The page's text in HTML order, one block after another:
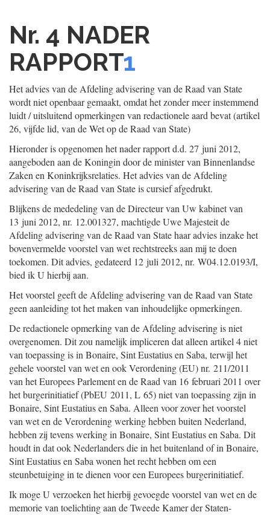
Nr. 4 NADER
RAPPORT1
Het advies van de Afdeling advisering van de Raad van State
wordt niet openbaar gemaakt, omdat het zonder meer instemmend
luidt / uitsluitend opmerkingen van redactionele aard bevat (artikel
26, vijfde lid, van de Wet op de Raad van State)
Hieronder is opgenomen het nader rapport d.d. 27 juni 2012,
aangeboden aan de Koningin door de minister van Binnenlandse
Zaken en Koninkrijksrelaties. Het advies van de Afdeling
advisering van de Raad van State is cursief afgedrukt.
Blijkens de mededeling van de Directeur van Uw kabinet van
13 juni 2012, nr. 12.001327, machtigde Uwe Majesteit de
Afdeling advisering van de Raad van State haar advies inzake het
bovenvermelde voorstel van wet rechtstreeks aan mij te doen
toekomen. Dit advies, gedateerd 12 juli 2012, nr. W04.12.0193/I,
bied ik U hierbij aan.
Het voorstel geeft de Afdeling advisering van de Raad van State
geen aanleiding tot het maken van inhoudelijke opmerkingen.
De redactionele opmerking van de Afdeling advisering is niet
overgenomen. Dit zou namelijk impliceren dat alleen artikel 4 niet
van toepassing is in Bonaire, Sint Eustatius en Saba, terwijl het
gehele voorstel van wet en ook Verordening (EU) nr. 211/2011
van het Europees Parlement en de Raad van 16 februari 2011 over
het burgerinitiatief (PbEU 2011, L 65) niet van toepassing zijn in
Bonaire, Sint Eustatius en Saba. Alleen voor zover het voorstel
van wet en de Verordening werking hebben buiten Nederland,
hebben zij tevens werking in Bonaire, Sint Eustatius en Saba. Dit
houdt in dat ook Nederlanders die in het buitenland of in Bonaire,
Sint Eustatius en Saba wonen het recht hebben om een
steunbetuiging in te dienen voor een Europees burgerinitiatief.
Ik moge U verzoeken het hierbij gevoegde voorstel van wet en de
memorie van toelichting aan de Tweede Kamer der Staten-